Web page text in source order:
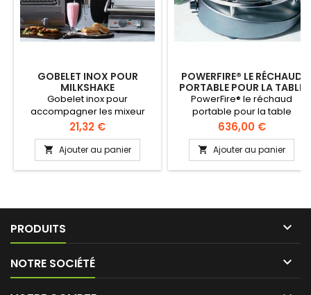
GOBELET INOX POUR
MILKSHAKE
Gobelet inox pour
accompagner les mixeur
pour milkshake de la marque
ROBAND 710 ml
Prix
21,32 €
 Ajouter au panier
POWERFIRE® LE RÉCHAUD
PORTABLE POUR LA TABLE
PowerFire® le réchaud
portable pour la table
PowerFire®, le nouveau
réchaud portable conçu par
Kisag, est à la fois un réchaud
et une petite cuisinière, grâce
à sa puissance calorifique
qu'une cuisinière normale.
Prix
636,00 €
 Ajouter au panier
PRODUITS 
NOTRE SOCIÉTÉ 